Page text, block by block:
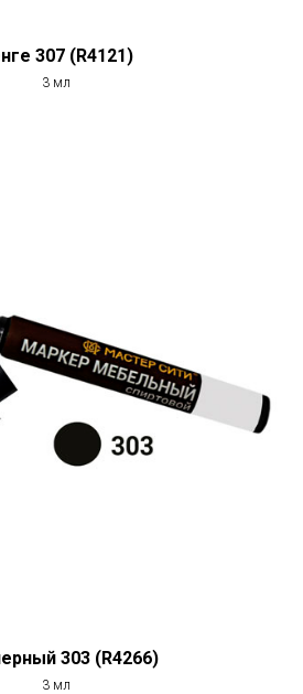
307 (R4121)
3 мл
303 (R4266)
3 мл